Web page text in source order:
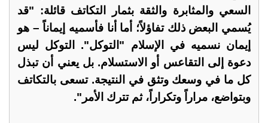
السعي والمثابرة والثقة بثمار التكاتف قائلة: "قد
يُسمي البعض ذلك تفاؤلاً؛ أما أنا فأسميه إيماناً – هو
إيمان نسميه في الإسلام "التوكل". التوكل ليس
دعوة إلى التقاعس أو الاستسلام. بل يعني أن تبذل
كل ما في وسعك وتثق في النتيجة. تسعى بالتكاتف
وبتواضع، مراراً وتكراراً، ثم تترك الأمر".